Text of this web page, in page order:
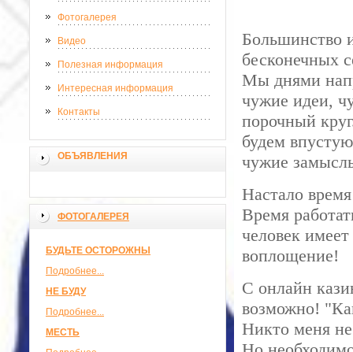
Фотогалерея
Видео
Полезная информация
Интересная информация
Контакты
ОБЪЯВЛЕНИЯ
ФОТОГАЛЕРЕЯ
БУДЬТЕ ОСТОРОЖНЫ
Подробнее...
НЕ БУДУ
Подробнее...
МЕСТЬ
Большинство
бесконечных
Мы днями
чужие идеи,
порочный
будем
чужие
Настало
Время
человек
воплощение!
С онлайн
возможно!
Никто меня